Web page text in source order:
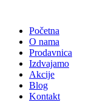
sadržajPočetna
O nama
Prodavnica
Izdvajamo
Akcije
Blog
Kontakt